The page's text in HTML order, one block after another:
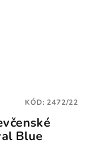
Blue
KÓD:2472/22